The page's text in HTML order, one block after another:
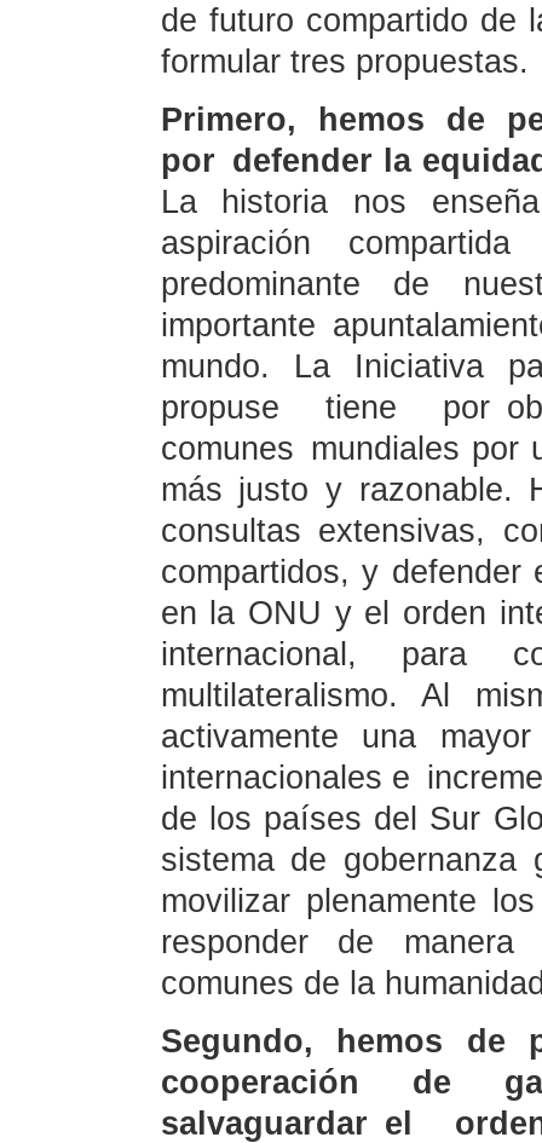
de futuro compartido de
formular tres propuestas.
Primero, hemos de
por defender la
La historia nos
aspiración
predominante de
importante
mundo. La Iniciativa
propuse tiene por
comunes mundiales por
más justo y razonable.
consultas extensivas,
compartidos, y defender
en la ONU y el orden
internacional, para
multilateralismo. Al
activamente una
internacionales e
de los países del Sur
sistema de gobernanza
movilizar plenamente
responder de
comunes de la
Segundo, hemos
cooperación de
salvaguardar el